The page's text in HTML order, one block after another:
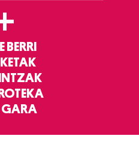
BERRI
GARA